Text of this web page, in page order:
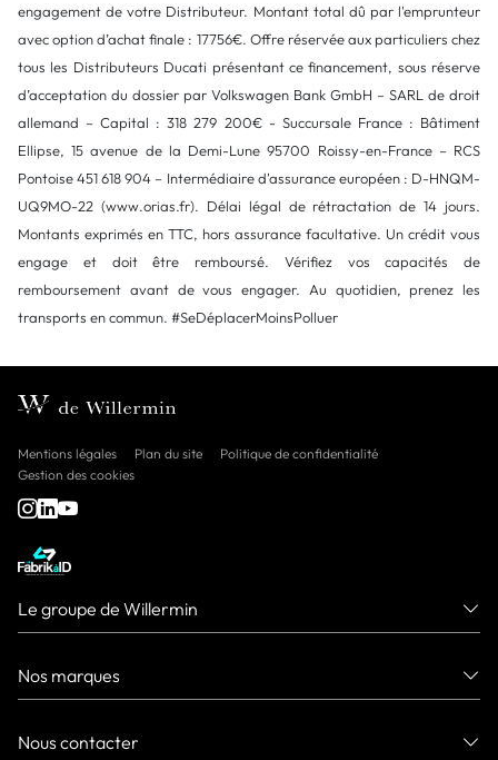
engagement de votre Distributeur. Montant total dû par l'emprunteur
avec option d’achat finale : 17756€. Offre réservée aux particuliers chez
tous les Distributeurs Ducati présentant ce financement, sous réserve
d’acceptation du dossier par Volkswagen Bank GmbH – SARL de droit
allemand – Capital : 318 279 200€ - Succursale France : Bâtiment
Ellipse, 15 avenue de la Demi-Lune 95700 Roissy-en-France – RCS
Pontoise 451 618 904 – Intermédiaire d'assurance européen : D-HNQM-
UQ9MO-22 (www.orias.fr). Délai légal de rétractation de 14 jours.
Montants exprimés en TTC, hors assurance facultative. Un crédit vous
engage et doit être remboursé. Vérifiez vos capacités de
remboursement avant de vous engager. Au quotidien, prenez les
transports en commun. #SeDéplacerMoinsPolluer
Mentions légales Plan du site
Politique de confidentialité
Gestion des cookies
Le groupe de Willermin
Nos marques
Nous contacter